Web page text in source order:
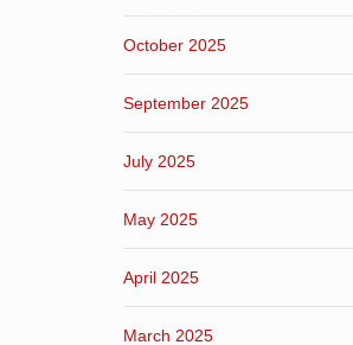
October 2025
September 2025
July 2025
May 2025
April 2025
March 2025